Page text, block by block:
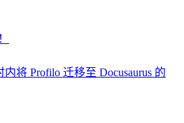
将 Profilo 迁移至 Docusaurus 的